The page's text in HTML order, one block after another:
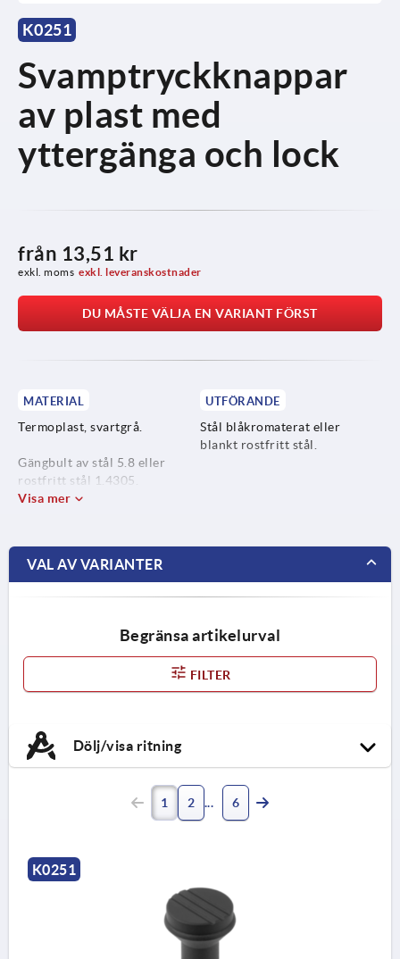
K0251
Svamptryckknappar
av plast med
yttergänga och lock
från 13,51 kr
exkl. moms exkl. leveranskostnader
DU MÅSTE VÄLJA EN VARIANT FÖRST
MATERIAL
Termoplast, svartgrå.
Gängbult av stål 5.8 eller
rostfritt stål 1.4305.
UTFÖRANDE
Stål blåkromaterat eller
blankt rostfritt stål.
Visa mer
VAL AV VARIANTER
Begränsa artikelurval
FILTER
Dölj/visa ritning
1 2 6
K0251